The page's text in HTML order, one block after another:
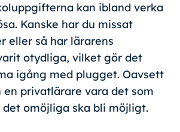
kan ibland verka
Kanske har du missat
eller så har lärarens
otydliga, vilket gör det
igång med plugget. Oavsett
en privatlärare vara det som
omöjliga ska bli möjligt.